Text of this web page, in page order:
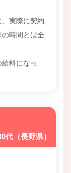
実際に契約
時間とは全
料になっ
代（長野県）